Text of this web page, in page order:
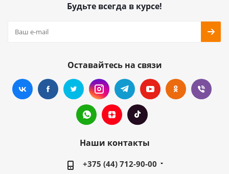
Будьте всегда в курсе!
Оставайтесь на связи
Наши контакты
+375 (44) 712-90-00